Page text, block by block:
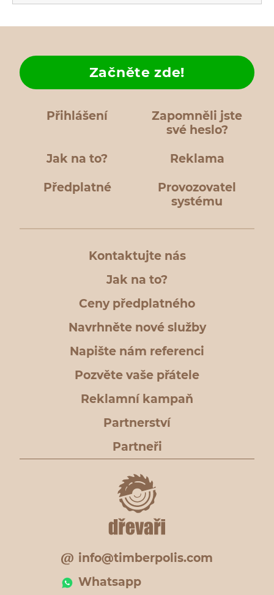
Přihlášení
Zapomněli jste
své heslo?
Jak na to?
Začněte zde!
Reklama
Předplatné
Provozovatel
systému
Kontaktujte nás
Jak na to?
Ceny předplatného
Navrhněte nové služby
Napište nám referenci
Pozvěte vaše přátele
Reklamní kampaň
Partnerství
Partneři
info@timberpolis.com
Whatsapp